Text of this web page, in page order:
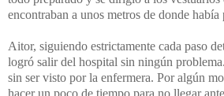
encontraban a unos metros de donde había
Aitor, siguiendo estrictamente cada paso
logró salir del hospital sin ningún
sin ser visto por la enfermera. Por algún
hacer un poco de tiempo para no llegar